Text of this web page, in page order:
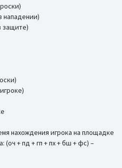
нападении)
защите)
нахождения игрока на площадке
(оч + пд + гп + пх + бш + фс) –